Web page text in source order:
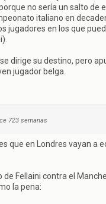
no sería un salto de
italiano en
jugadores en los que
dirige su destino, pero
jugador belga.
723 semanas
que en Londres vayan a
de Fellaini contra el
la pena: